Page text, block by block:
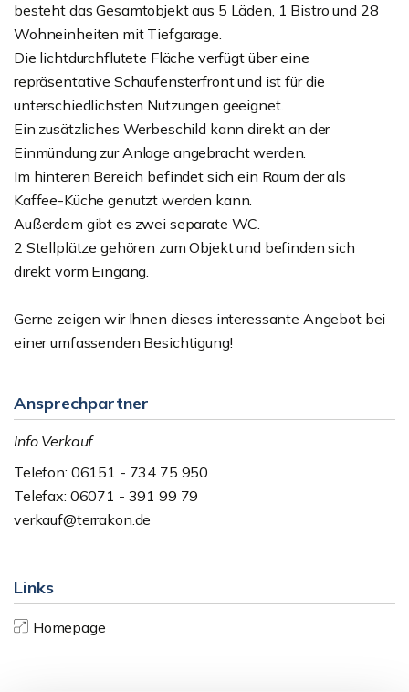
besteht das Gesamtobjekt aus 5 Läden, 1 Bistro und 28
Wohneinheiten mit Tiefgarage.
Die lichtdurchflutete Fläche verfügt über eine
repräsentative Schaufensterfront und ist für die
unterschiedlichsten Nutzungen geeignet.
Ein zusätzliches Werbeschild kann direkt an der
Einmündung zur Anlage angebracht werden.
Im hinteren Bereich befindet sich ein Raum der als
Kaffee-Küche genutzt werden kann.
Außerdem gibt es zwei separate WC.
2 Stellplätze gehören zum Objekt und befinden sich
direkt vorm Eingang.
Gerne zeigen wir Ihnen dieses interessante Angebot bei
einer umfassenden Besichtigung!
Ansprechpartner
Info Verkauf
Telefon: 06151 - 734 75 950
Telefax: 06071 - 391 99 79
verkauf@terrakon.de
Links
Homepage